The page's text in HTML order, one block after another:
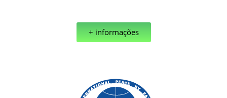
+ informações